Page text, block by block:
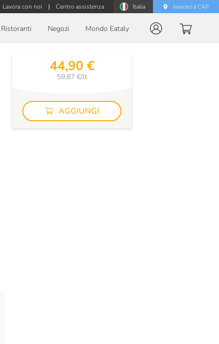
Lavora con noi | Centro assistenza Italia Inserisci il CAP
Ristoranti Negozi Mondo Eataly
44,90 €
59,87 €/lt
AGGIUNGI